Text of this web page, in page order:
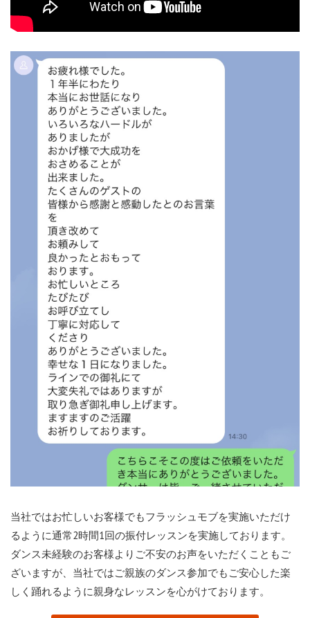
当社ではお忙しいお客様でもフラッシュモブを実施いただけ
るように通常2時間1回の振付レッスンを実施しております。
ダンス未経験のお客様よりご不安のお声をいただくこともご
ざいますが、当社ではご親族のダンス参加でもご安心した楽
しく踊れるように親身なレッスンを心がけております。